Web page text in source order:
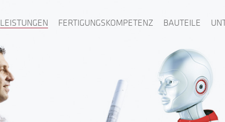
LEISTUNGEN FERTIGUNGSKOMPETENZ BAUTEILE